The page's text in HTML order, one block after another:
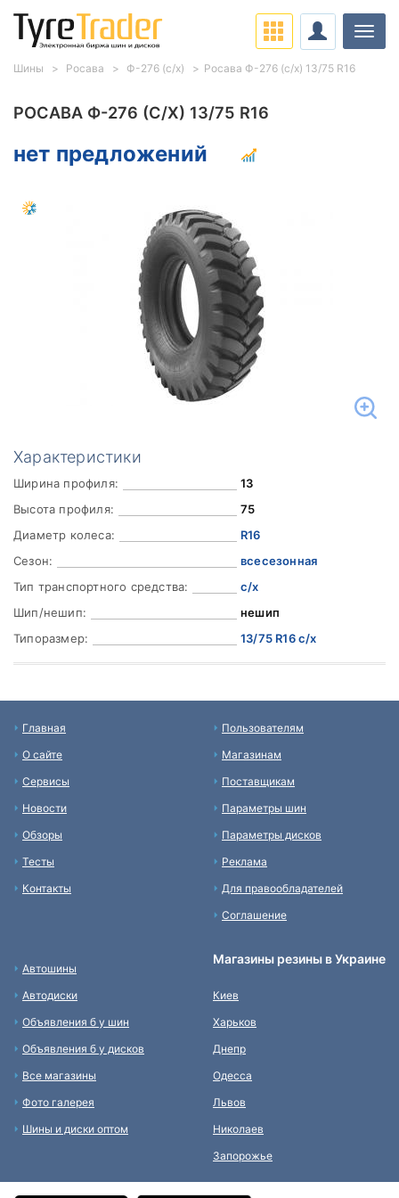
РОСАВА Ф-276 (С/Х) 13/75 R16
нет предложений
Характеристики
Ширина профиля:
13
Высота профиля:
75
Диаметр колеса:
R16
Сезон:
всесезонная
Тип транспортного средства:
с/х
Шип/нешип:
нешип
Типоразмер:
13/75 R16 с/х
Шины Росава Ф-276 (с/х) Росава Ф-276 (с/х) 13/75 R16
Главная
О сайте
Сервисы
Новости
Обзоры
Тесты
Контакты
Пользователям
Магазинам
Поставщикам
Параметры шин
Параметры дисков
Реклама
Для правообладателей
Соглашение
Автошины
Автодиски
Объявления б у шин
Объявления б у дисков
Все магазины
Фото галерея
Шины и диски оптом
Магазины резины в Украине
Киев
Харьков
Днепр
Одесса
Львов
Николаев
Запорожье